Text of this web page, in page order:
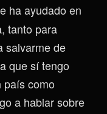
ha ayudado en
tanto para
salvarme de
que sí tengo
país como
a hablar sobre